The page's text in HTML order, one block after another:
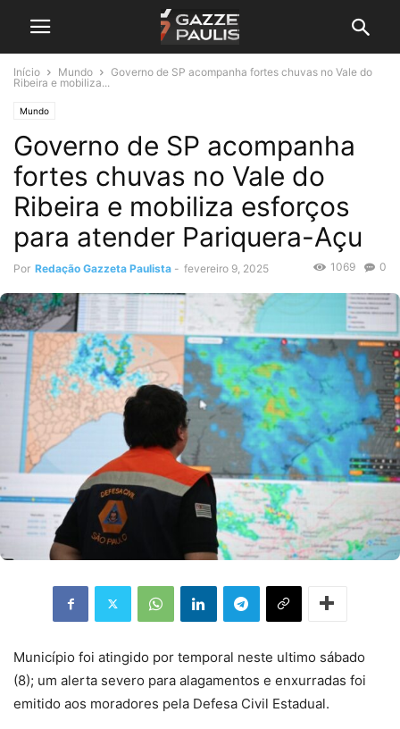
Início Mundo
Governo de SP acompanha fortes chuvas no Vale do
Ribeira e mobiliza...
Mundo
Governo de SP acompanha
fortes chuvas no Vale do
Ribeira e mobiliza esforços
para atender Pariquera-Açu
Por Redação Gazzeta Paulista - fevereiro 9, 2025 0
1069
Município foi atingido por temporal neste ultimo sábado
(8); um alerta severo para alagamentos e enxurradas foi
emitido aos moradores pela Defesa Civil Estadual.